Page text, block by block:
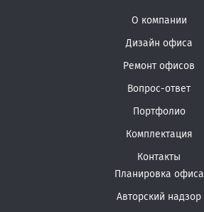
О компании
Дизайн офиса
Ремонт офисов
Вопрос-ответ
Портфолио
Комплектация
Контакты
Планировка офиса
Авторский надзор